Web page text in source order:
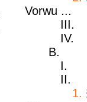
Vorwu ...
III.
IV.
B.
I.
II.
1.